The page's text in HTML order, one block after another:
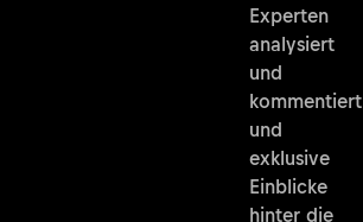
Experten
analysiert
und
kommentiert
und
exklusive
Einblicke
hinter die